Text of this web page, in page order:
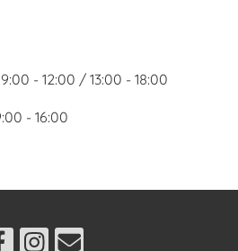
- 12:00 / 13:00 - 18:00
- 16:00